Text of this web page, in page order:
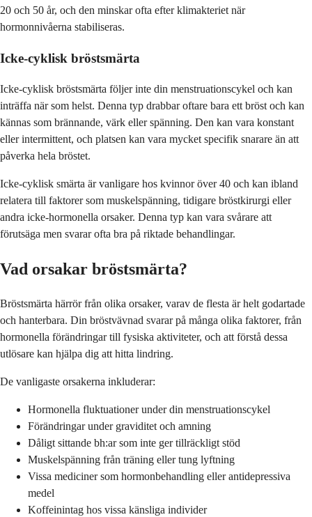
20 och 50 år, och den minskar ofta efter klimakteriet när
hormonnivåerna stabiliseras.
Icke-cyklisk bröstsmärta
Icke-cyklisk bröstsmärta följer inte din menstruationscykel och kan
inträffa när som helst. Denna typ drabbar oftare bara ett bröst och kan
kännas som brännande, värk eller spänning. Den kan vara konstant
eller intermittent, och platsen kan vara mycket specifik snarare än att
påverka hela bröstet.
Icke-cyklisk smärta är vanligare hos kvinnor över 40 och kan ibland
relatera till faktorer som muskelspänning, tidigare bröstkirurgi eller
andra icke-hormonella orsaker. Denna typ kan vara svårare att
förutsäga men svarar ofta bra på riktade behandlingar.
Vad orsakar bröstsmärta?
Bröstsmärta härrör från olika orsaker, varav de flesta är helt godartade
och hanterbara. Din bröstvävnad svarar på många olika faktorer, från
hormonella förändringar till fysiska aktiviteter, och att förstå dessa
utlösare kan hjälpa dig att hitta lindring.
De vanligaste orsakerna inkluderar:
Hormonella fluktuationer under din menstruationscykel
Förändringar under graviditet och amning
Dåligt sittande bh:ar som inte ger tillräckligt stöd
Muskelspänning från träning eller tung lyftning
Vissa mediciner som hormonbehandling eller antidepressiva
medel
Koffeinintag hos vissa känsliga individer